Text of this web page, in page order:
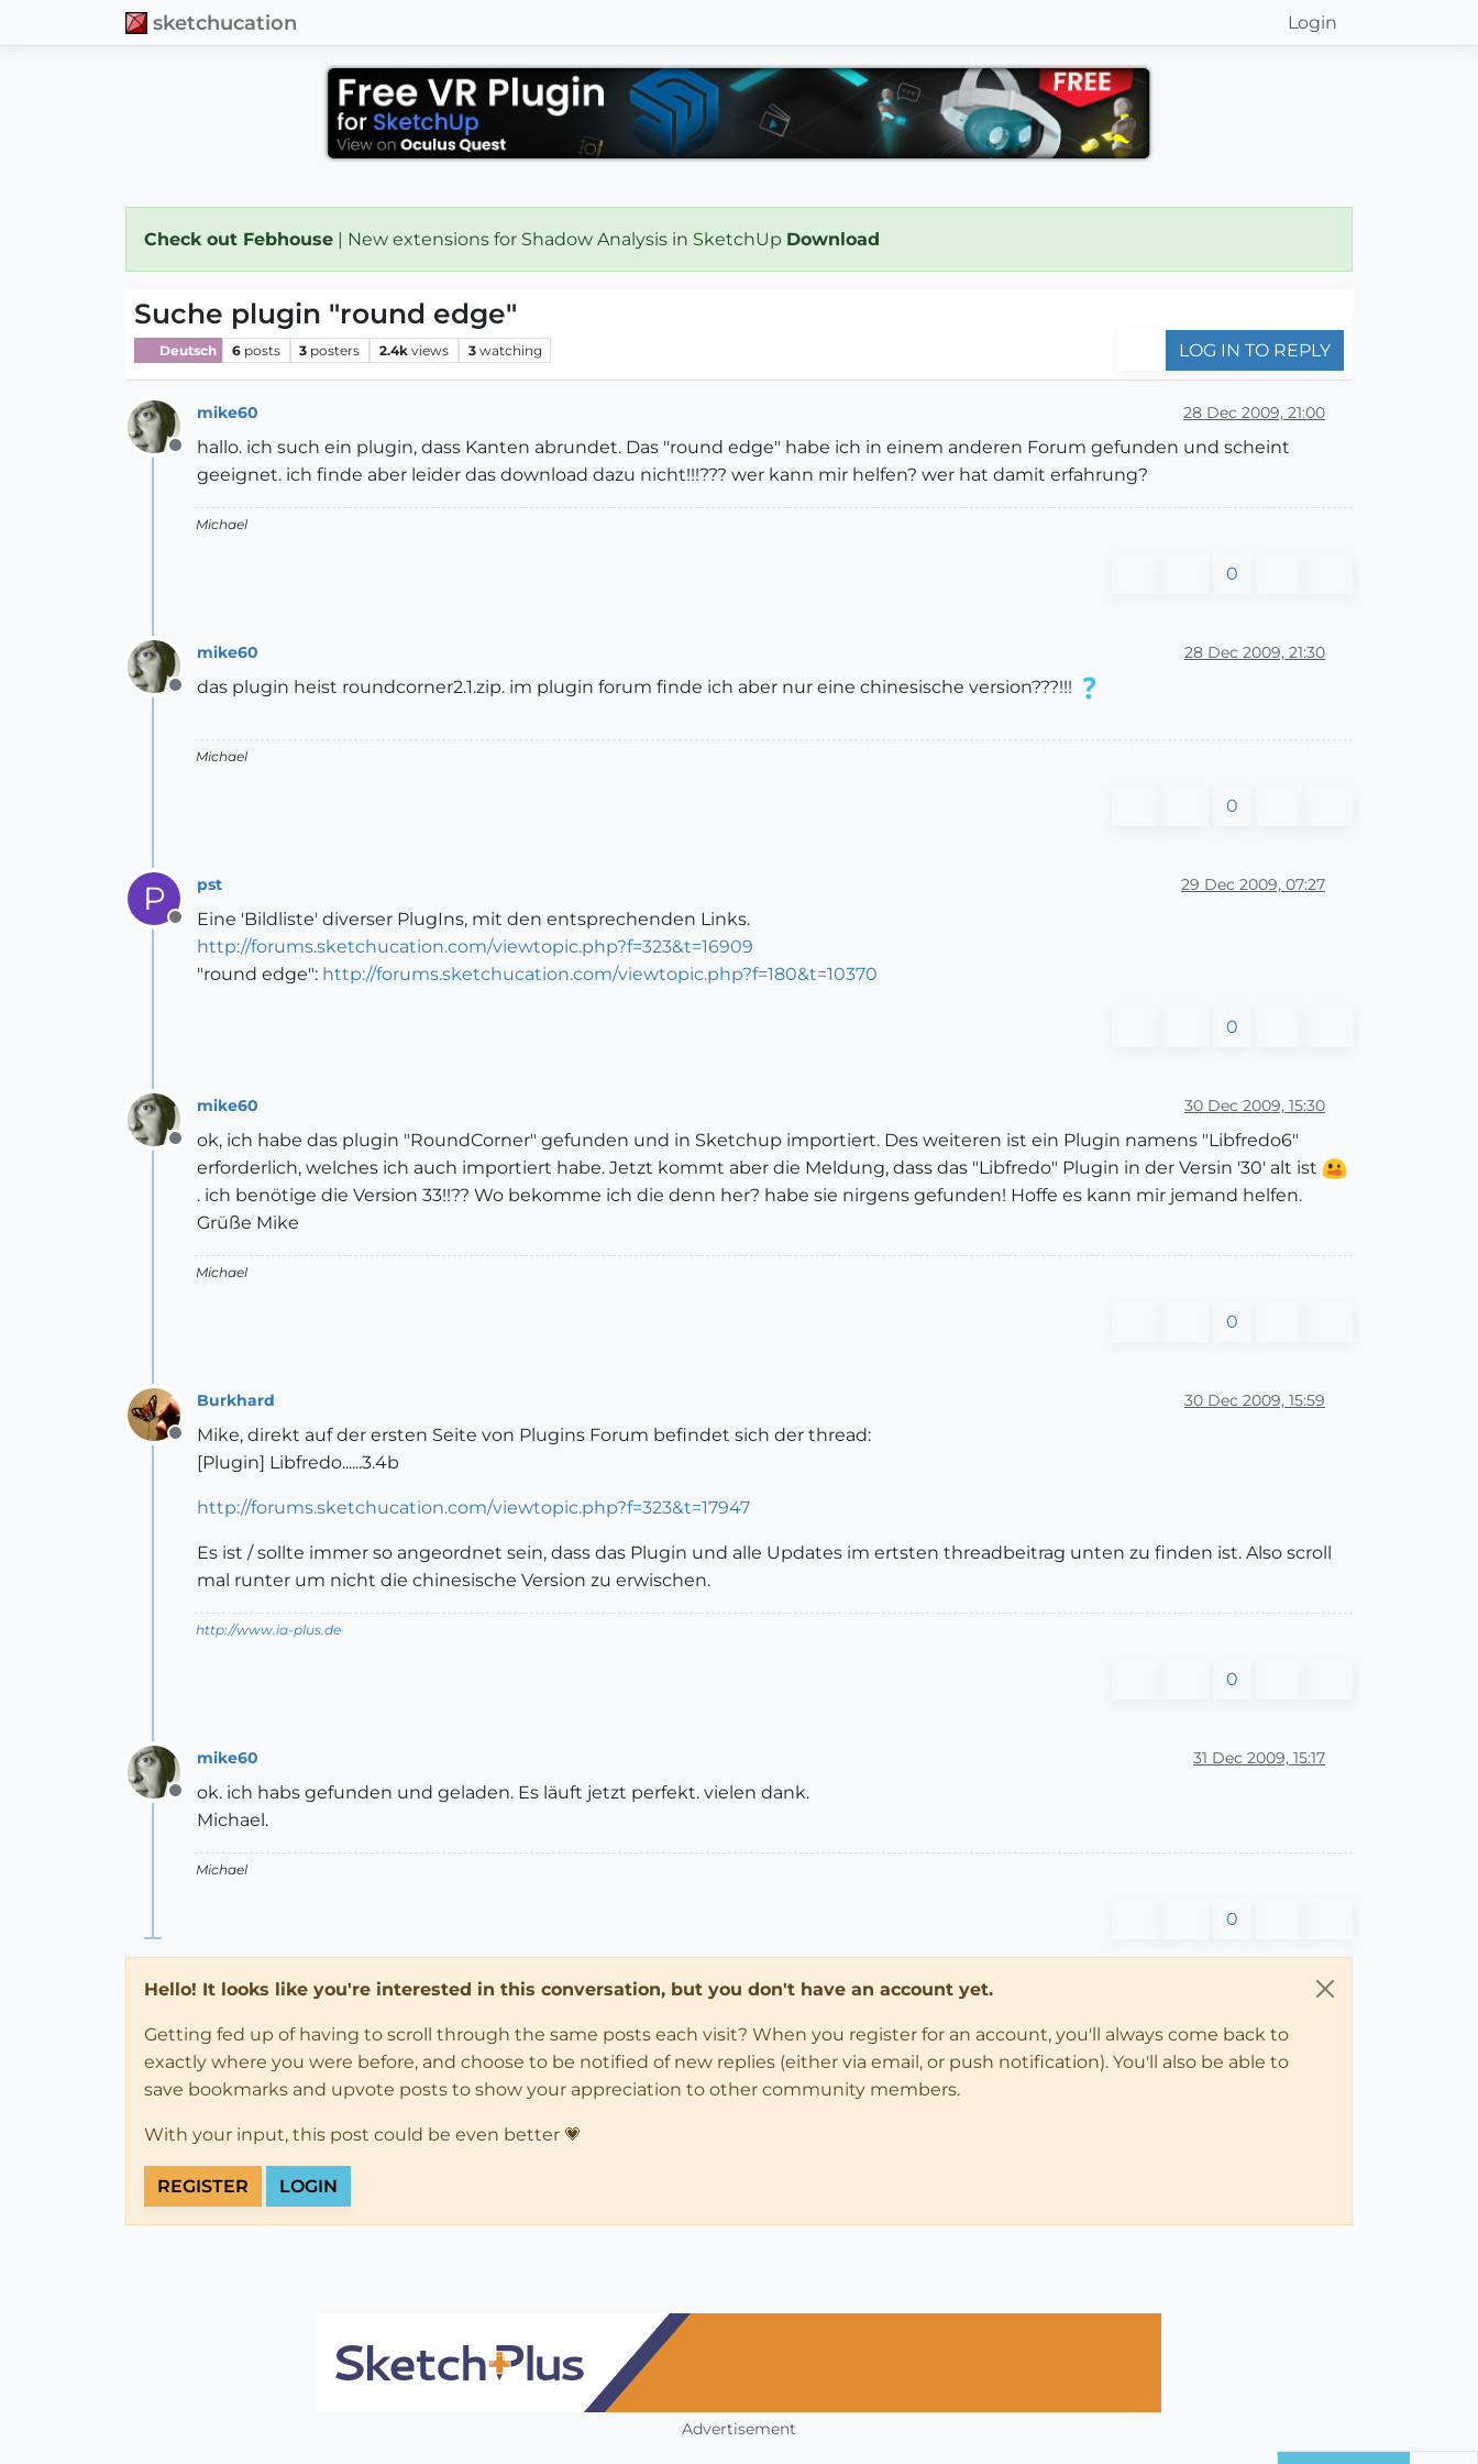
sketchucation Login
Check out Febhouse | New extensions for Shadow Analysis in SketchUp Download
Suche plugin "round edge"
Deutsch 6 posts 3 posters 2.4k views 3 watching LOG IN TO REPLY
Offline
mike60 28 Dec 2009, 21:00
hallo. ich such ein plugin, dass Kanten abrundet. Das "round edge" habe ich in einem anderen Forum gefunden und scheint
geeignet. ich finde aber leider das download dazu nicht!!!??? wer kann mir helfen? wer hat damit erfahrung?
Michael
0
Offline
mike60 28 Dec 2009, 21:30
das plugin heist roundcorner2.1.zip. im plugin forum finde ich aber nur eine chinesische version???!!!
Michael
0
P
Offline
pst 29 Dec 2009, 07:27
Eine 'Bildliste' diverser PlugIns, mit den entsprechenden Links.
http://forums.sketchucation.com/viewtopic.php?f=323&t=16909
"round edge": http://forums.sketchucation.com/viewtopic.php?f=180&t=10370
0
Offline
mike60 30 Dec 2009, 15:30
ok, ich habe das plugin "RoundCorner" gefunden und in Sketchup importiert. Des weiteren ist ein Plugin namens "Libfredo6"
erforderlich, welches ich auch importiert habe. Jetzt kommt aber die Meldung, dass das "Libfredo" Plugin in der Versin '30' alt ist
. ich benötige die Version 33!!?? Wo bekomme ich die denn her? habe sie nirgens gefunden! Hoffe es kann mir jemand helfen.
Grüße Mike
Michael
0
Offline
Burkhard 30 Dec 2009, 15:59
Mike, direkt auf der ersten Seite von Plugins Forum befindet sich der thread:
[Plugin] Libfredo......3.4b
http://forums.sketchucation.com/viewtopic.php?f=323&t=17947
Es ist / sollte immer so angeordnet sein, dass das Plugin und alle Updates im ertsten threadbeitrag unten zu finden ist. Also scroll
mal runter um nicht die chinesische Version zu erwischen.
http://www.ia-plus.de
0
Offline
mike60 31 Dec 2009, 15:17
ok. ich habs gefunden und geladen. Es läuft jetzt perfekt. vielen dank.
Michael.
Michael
0
Hello! It looks like you're interested in this conversation, but you don't have an account yet.
Getting fed up of having to scroll through the same posts each visit? When you register for an account, you'll always come back to
exactly where you were before, and choose to be notified of new replies (either via email, or push notification). You'll also be able to
save bookmarks and upvote posts to show your appreciation to other community members.
With your input, this post could be even better 💗
REGISTER LOGIN
Advertisement